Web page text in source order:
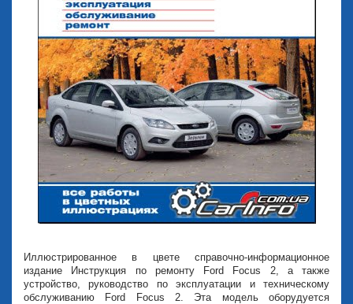
Иллюстрированное в цвете справочно-информационное
издание Инструкция по ремонту Ford Focus 2, а также
устройство, руководство по эксплуатации и техническому
обслуживанию Ford Focus 2. Эта модель оборудуется